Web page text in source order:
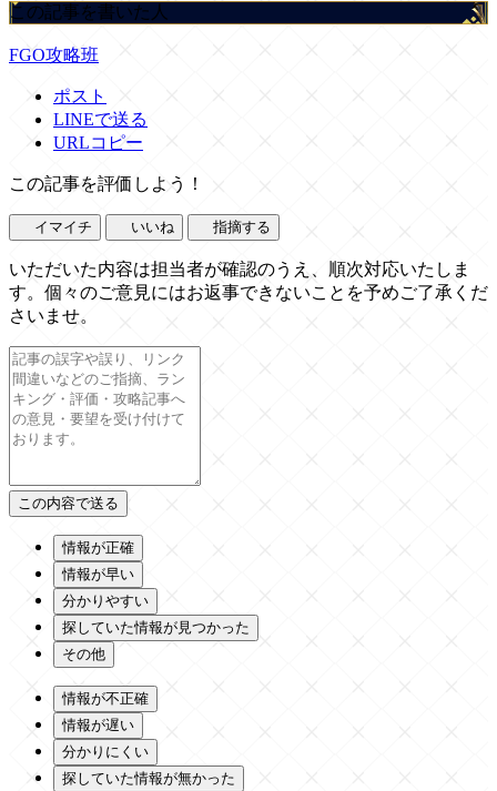
この記事を書いた人
FGO攻略班
ポスト
LINEで送る
URLコピー
この記事を評価しよう！
イマイチ いいね 指摘する
いただいた内容は担当者が確認のうえ、順次対応いたしま
す。個々のご意見にはお返事できないことを予めご了承くだ
さいませ。
情報が正確
情報が早い
分かりやすい
探していた情報が見つかった
その他
情報が不正確
情報が遅い
分かりにくい
探していた情報が無かった